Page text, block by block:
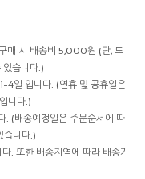
매 시 배송비 5,000원 (단, 도
습니다.)
일 입니다. (연휴 및 공휴일은
니다.)
. (배송예정일은 주문순서에 따
습니다.)
. 또한 배송지역에 따라 배송기